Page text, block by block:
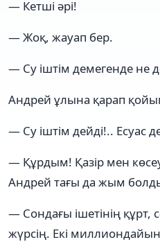
— Кетші әрі!
— Жоқ, жауап бер.
— Су іштім демегенде не
Андрей ұлына қарап
— Су іштім дейді!.. Есуас
— Құрдым! Қазір мен
Андрей тағы да жым
— Сондағы ішетінің құрт,
жүрсің. Екі